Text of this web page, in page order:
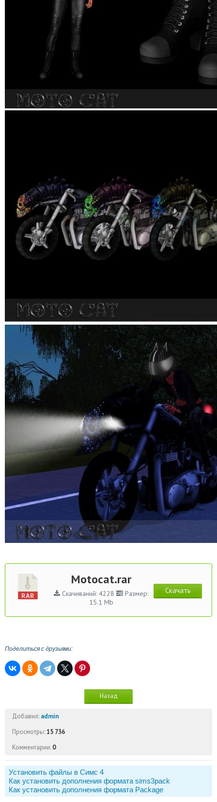
Motocat.rar
Скачиваний: 4228
Размер:
15.1 Mb
Скачать
Поделиться с друзьями:
Назад
Добавил: admin
Просмотры:15 736
Комментарии: 0
Установить файлы в Симс 4
Как установить дополнения формата sims3pack
Как установить дополнения формата Package